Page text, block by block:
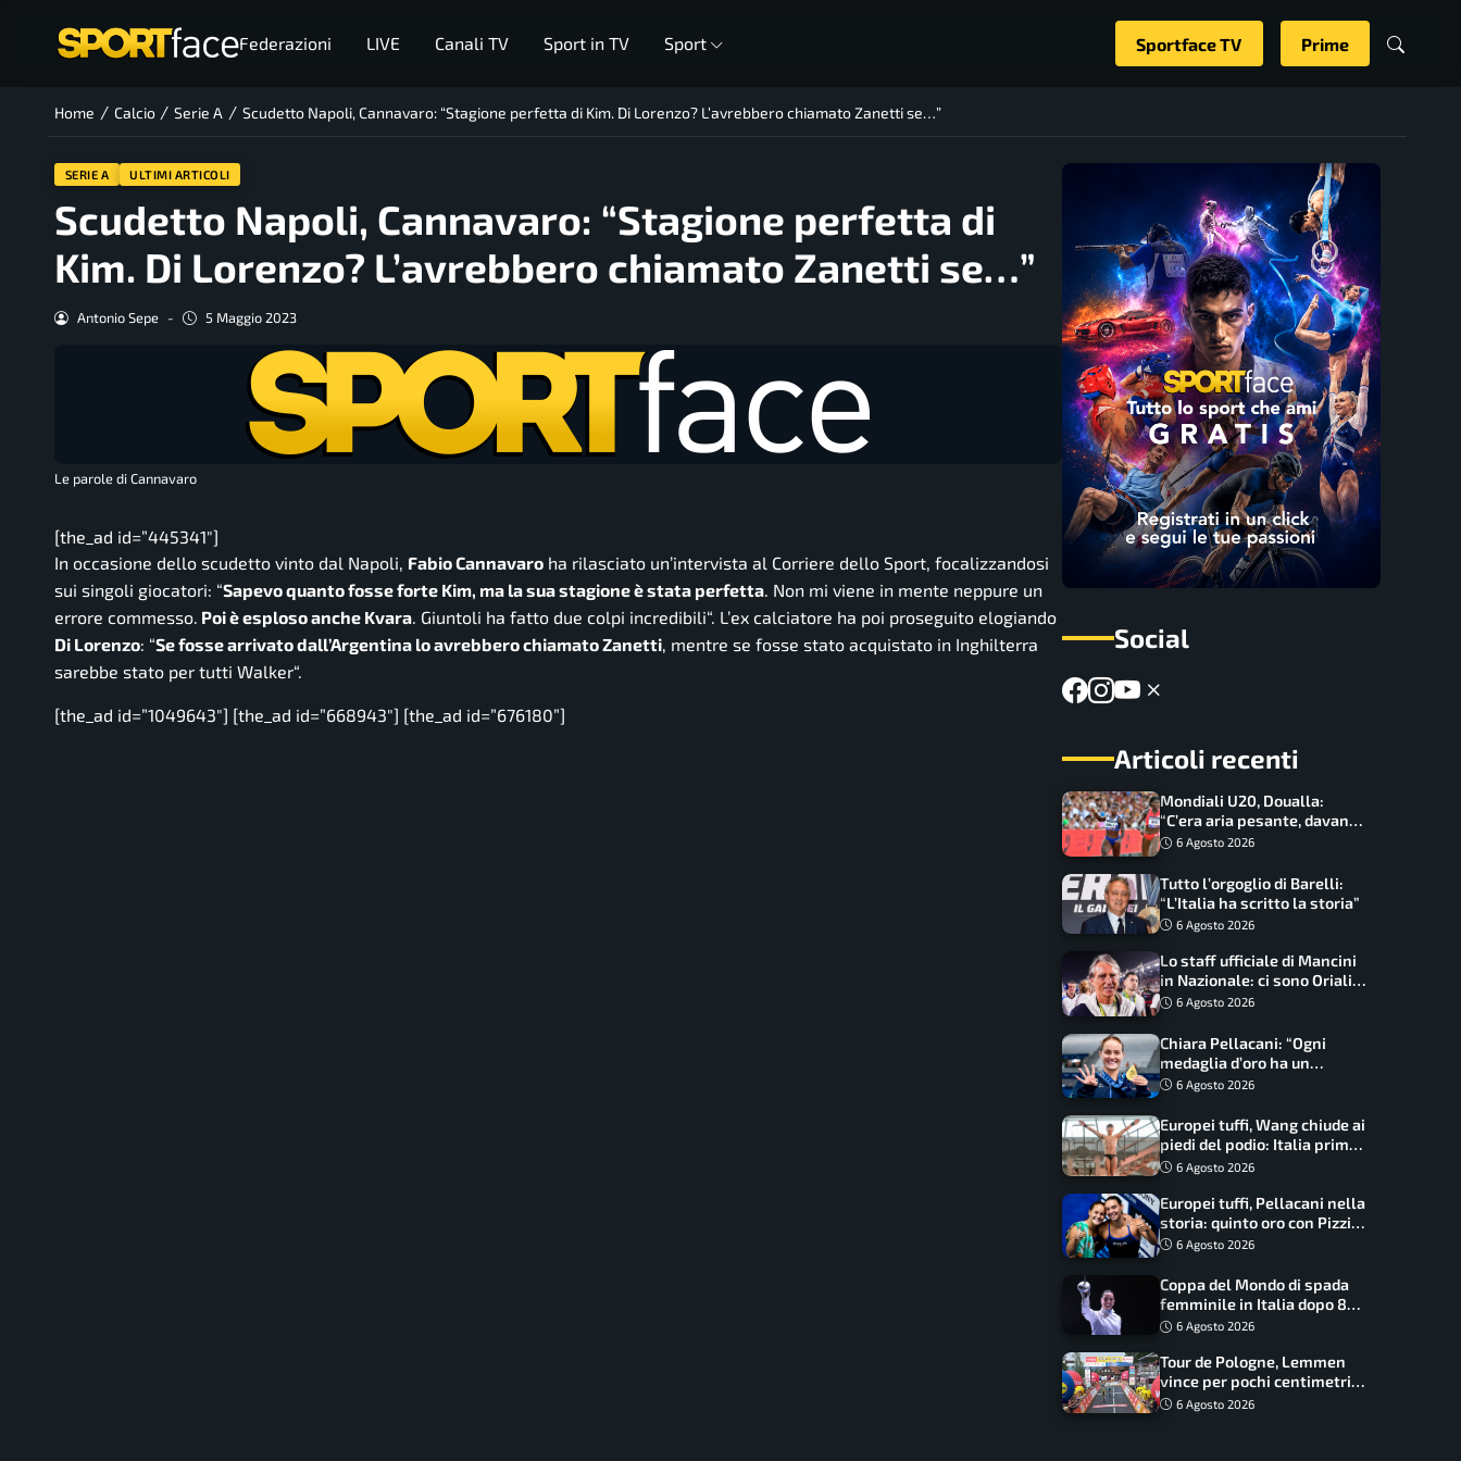
Federazioni LIVE Canali TV Sport in TV Sport Sportface TV Prime
Home / Calcio / Serie A / Scudetto Napoli, Cannavaro: “Stagione perfetta di Kim. Di Lorenzo? L’avrebbero chiamato Zanetti se…”
SERIE A ULTIMI ARTICOLI
Scudetto Napoli, Cannavaro: “Stagione perfetta di
Kim. Di Lorenzo? L’avrebbero chiamato Zanetti se…”
Antonio Sepe - 5 Maggio 2023
Le parole di Cannavaro
[the_ad id=”445341″]
In occasione dello scudetto vinto dal Napoli, Fabio Cannavaro ha rilasciato un’intervista al Corriere dello Sport, focalizzandosi
sui singoli giocatori: “Sapevo quanto fosse forte Kim, ma la sua stagione è stata perfetta. Non mi viene in mente neppure un
errore commesso. Poi è esploso anche Kvara. Giuntoli ha fatto due colpi incredibili“. L’ex calciatore ha poi proseguito elogiando
Di Lorenzo: “Se fosse arrivato dall’Argentina lo avrebbero chiamato Zanetti, mentre se fosse stato acquistato in Inghilterra
sarebbe stato per tutti Walker“.
[the_ad id=”1049643″] [the_ad id=”668943″] [the_ad id=”676180”]
Social
Articoli recenti
Mondiali U20, Doualla:
“C’era aria pesante, davano
le mascherine! Finale? Non
6 Agosto 2026
Tutto l’orgoglio di Barelli:
“L’Italia ha scritto la storia”
6 Agosto 2026
Lo staff ufficiale di Mancini
in Nazionale: ci sono Oriali e
Bonucci, confermato un
6 Agosto 2026
Chiara Pellacani: “Ogni
medaglia d’oro ha un
significato diverso. Ho fatto
6 Agosto 2026
Europei tuffi, Wang chiude ai
piedi del podio: Italia prima
nel medagliere
6 Agosto 2026
Europei tuffi, Pellacani nella
storia: quinto oro con Pizzini
nel sincro da 3 metri
6 Agosto 2026
Coppa del Mondo di spada
femminile in Italia dopo 8
anni, Alberta Santuccio: “Il
frutti”
6 Agosto 2026
Tour de Pologne, Lemmen
vince per pochi centimetri
su Scaroni: maxi-caduta e
6 Agosto 2026